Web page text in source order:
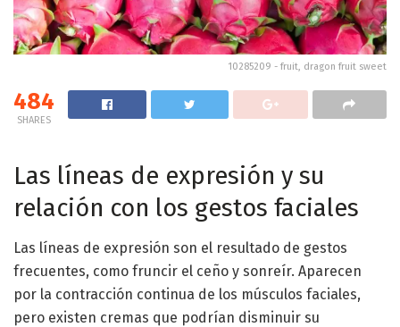
10285209 - fruit, dragon fruit sweet
484
SHARES
Las líneas de expresión y su
relación con los gestos faciales
Las líneas de expresión son el resultado de gestos
frecuentes, como fruncir el ceño y sonreír. Aparecen
por la contracción continua de los músculos faciales,
pero existen cremas que podrían disminuir su